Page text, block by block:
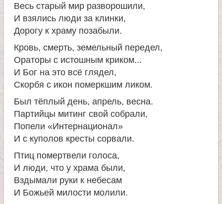
е
л
я
П
н
Весь старый мир разворошили,
И взялись люди за клинки,
Дорогу к храму позабыли.
Кровь, смерть, земельный передел,
Ораторы с истошным криком...
И Бог на это всё глядел,
Скорбя с икон померкшим ликом.
Был тёплый день, апрель, весна.
Партийцы митинг свой собрали,
Попели «Интернационал»
И с куполов кресты сорвали.
Птиц помертвели голоса,
И люди, что у храма были,
Вздымали руки к небесам
И Божьей милости молили.